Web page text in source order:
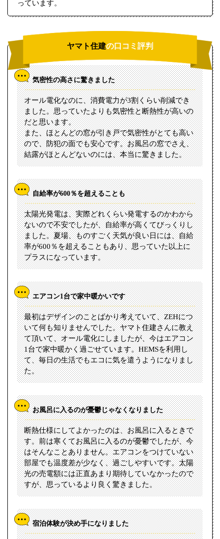
っています。
ヤマト住建の口コミ評判
気密性の高さに驚きました
オール電化なのに、消費電力が3割くらい削減でき
ました。思っていたよりも気密性と断熱性が高いの
だと思います。
また、ほとんどの窓が引き戸で気密性がとても高い
ので、防犯の面でも安心です。お風呂の窓でさえ、
結露がほとんどないのには、本当に驚きました。
自給率が600％を超えることも
太陽光発電は、実際どれくらい発電するのかわから
ないので不安でしたが、自給率が高くてびっくりし
ました。夏場、ものすごく天気が良い日には、自給
率が600％を超えることもあり、思っていた以上に
プラスになっています。
エアコン1台で家中暖かいです
最初はデザインのことばかり考えていて、ZEHにつ
いて何も知りませんでした。ヤマト住建さんに教え
て頂いて、オール電化にしましたが、今はエアコン
1台で家中暖かく過ごせています。HEMSを利用し
て、毎日の生活でもエコに気を遣うようになりまし
た。
お風呂に入るのが憂鬱じゃなくなりました
断熱仕様にしてよかったのは、お風呂に入るときで
す。前は寒くてお風呂に入るのが憂鬱でしたが、今
はそんなことありません。エアコンをつけていない
部屋でも温度差が少なく、過ごしやすいです。太陽
光の売電額には正直あまり期待していなかったので
すが、思っているより良く驚きました。
宿泊体験が決め手になりました